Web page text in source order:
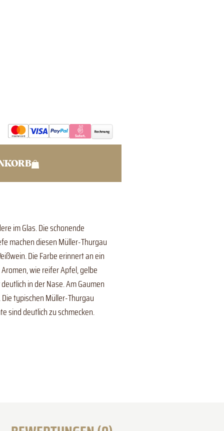
im Glas. Die schonende
machen diesen Müller-Thurgau
Die Farbe erinnert an ein
wie reifer Apfel, gelbe
in der Nase. Am Gaumen
typischen Müller-Thurgau
sind deutlich zu schmecken.